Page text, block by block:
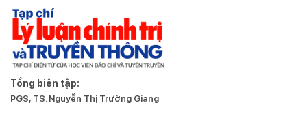
Tổng biên tập:
PGS, TS. Nguyễn Thị Trường Giang